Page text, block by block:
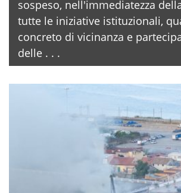
sospeso, nell'immediatezza
tutte le iniziative istituzionali,
concreto di vicinanza e
delle . . .